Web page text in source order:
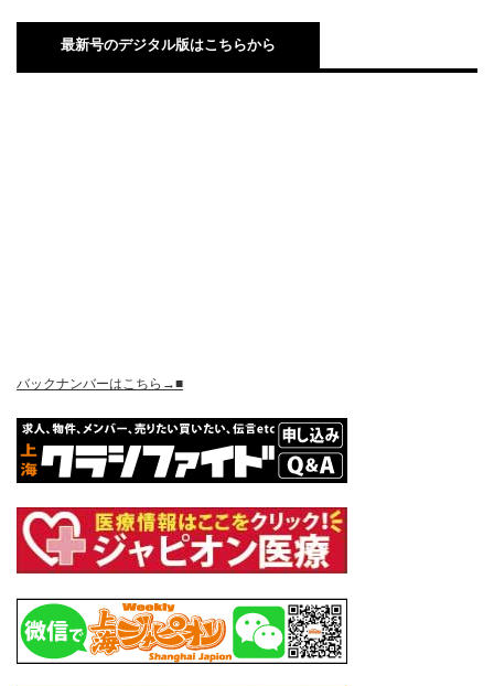
最新号のデジタル版はこちらから
バックナンバーはこちら→■